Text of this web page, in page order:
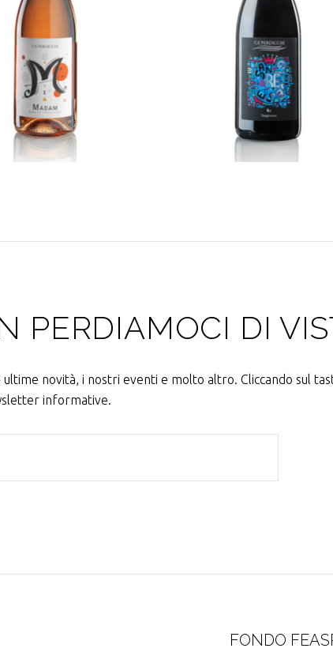
Madam
READ MORE
Re di Levante
READ MORE
PERDIAMOCI DI
novità, i nostri eventi e molto altro. Cliccando sul
informative.
FONDO